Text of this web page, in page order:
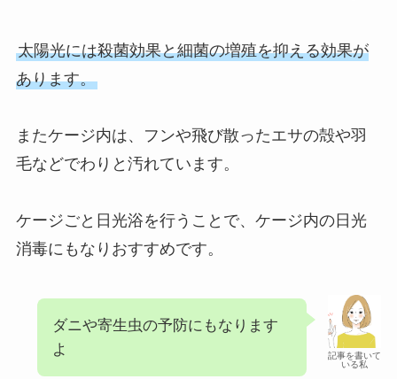
太陽光には殺菌効果と細菌の増殖を抑える効果が
あります。
またケージ内は、フンや飛び散ったエサの殻や羽
毛などでわりと汚れています。
ケージごと日光浴を行うことで、ケージ内の日光
消毒にもなりおすすめです。
記事を書いて
いる私
ダニや寄生虫の予防にもなります
よ